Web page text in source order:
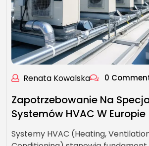
Renata Kowalska 0
Zapotrzebowanie Na
Systemów HVAC W Europie
Systemy HVAC (Heating,